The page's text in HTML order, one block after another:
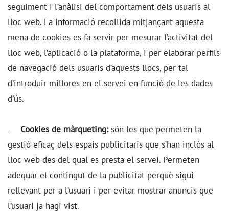
seguiment i l’anàlisi del comportament dels usuaris al
lloc web. La informació recollida mitjançant aquesta
mena de cookies es fa servir per mesurar l’activitat del
lloc web, l’aplicació o la plataforma, i per elaborar perfils
de navegació dels usuaris d’aquests llocs, per tal
d’introduir millores en el servei en funció de les dades
d’ús.
- Cookies de màrqueting:són les que permeten la
gestió eficaç dels espais publicitaris que s’han inclòs al
lloc web des del qual es presta el servei. Permeten
adequar el contingut de la publicitat perquè sigui
rellevant per a l’usuari i per evitar mostrar anuncis que
l’usuari ja hagi vist.